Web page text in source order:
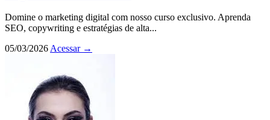
Domine o marketing digital com nosso curso exclusivo. Aprenda
SEO, copywriting e estratégias de alta...
05/03/2026 Acessar →